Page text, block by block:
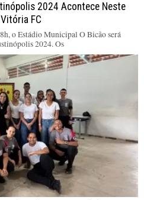
2024 Acontece Neste
FC
o Estádio Municipal O Bicão será
2024. Os